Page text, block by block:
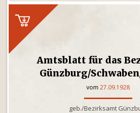
Amtsblatt für das
Günzburg/
vom 27.09.1928
geb./Bezirksamt